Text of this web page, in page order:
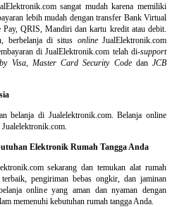
sangat mudah karena memiliki
lebih mudah dengan transfer Bank Virtual
QRIS, Mandiri dan kartu kredit atau debit.
berbelanja di situs onlineJualElektronik.com
di JualElektronik.com telah di-support
by Visa, Master Card Security Codedan JCB
di Jualelektronik.com. Belanja online
Elektronik Rumah Tangga Anda
sekarang dan temukan alat rumah
pengiriman bebas ongkir, dan jaminan
online yang aman dan nyaman dengan
memenuhi kebutuhan rumah tangga Anda.